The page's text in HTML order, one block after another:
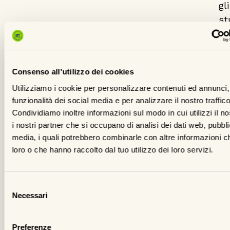
Consenso all'utilizzo dei cookies
Utilizziamo i cookie per personalizzare contenuti ed
funzionalità dei social media e per analizzare il nostro
Condividiamo inoltre informazioni sul modo in cui utilizzi il
i nostri partner che si occupano di analisi dei dati web,
media, i quali potrebbero combinarle con altre informazioni
loro o che hanno raccolto dal tuo utilizzo dei loro servizi.
delNecessari
Preferenze
gli
di
o